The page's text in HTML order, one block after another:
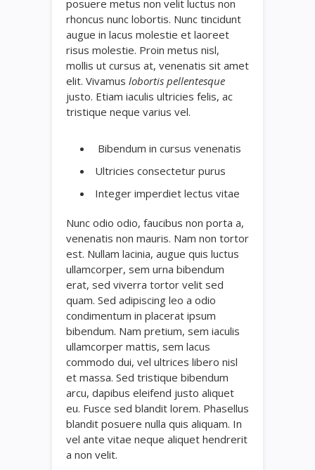
posuere metus non velit luctus non
rhoncus nunc lobortis. Nunc tincidunt
augue in lacus molestie et laoreet
risus molestie. Proin metus nisl,
mollis ut cursus at, venenatis sit amet
elit. Vivamus lobortis pellentesque
justo. Etiam iaculis ultricies felis, ac
tristique neque varius vel.
Bibendum in cursus venenatis
Ultricies consectetur purus
Integer imperdiet lectus vitae
Nunc odio odio, faucibus non porta a,
venenatis non mauris. Nam non tortor
est. Nullam lacinia, augue quis luctus
ullamcorper, sem urna bibendum
erat, sed viverra tortor velit sed
quam. Sed adipiscing leo a odio
condimentum in placerat ipsum
bibendum. Nam pretium, sem iaculis
ullamcorper mattis, sem lacus
commodo dui, vel ultrices libero nisl
et massa. Sed tristique bibendum
arcu, dapibus eleifend justo aliquet
eu. Fusce sed blandit lorem. Phasellus
blandit posuere nulla quis aliquam. In
vel ante vitae neque aliquet hendrerit
a non velit.